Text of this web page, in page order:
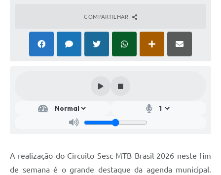
COMPARTILHAR
A realização do Circuito Sesc MTB Brasil 2026 neste fim
de semana é o grande destaque da agenda municipal.